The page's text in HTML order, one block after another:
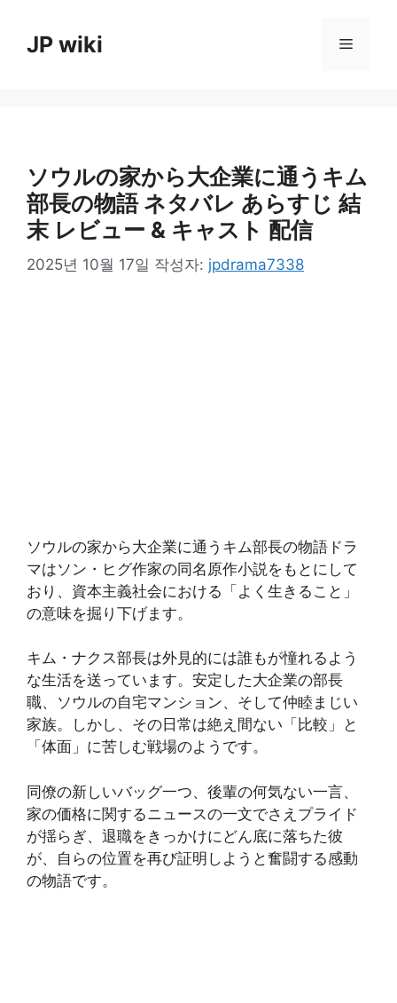
JP wiki 메
ソウルの家から大企業に通うキム
部長の物語 ネタバレ あらすじ 結
末 レビュー & キャスト 配信
2025년 10월 17일 작성자: jpdrama7338
ソウルの家から大企業に通うキム部長の物語ドラ
マはソン・ヒグ作家の同名原作小説をもとにして
おり、資本主義社会における「よく生きること」
の意味を掘り下げます。
キム・ナクス部長は外見的には誰もが憧れるよう
な生活を送っています。安定した大企業の部長
職、ソウルの自宅マンション、そして仲睦まじい
家族。しかし、その日常は絶え間ない「比較」と
「体面」に苦しむ戦場のようです。
同僚の新しいバッグ一つ、後輩の何気ない一言、
家の価格に関するニュースの一文でさえプライド
が揺らぎ、退職をきっかけにどん底に落ちた彼
が、自らの位置を再び証明しようと奮闘する感動
の物語です。